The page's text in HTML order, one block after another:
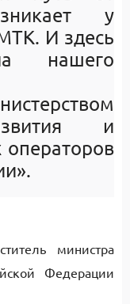
у
И здесь
нашего
и
операторов
министра
Федерации